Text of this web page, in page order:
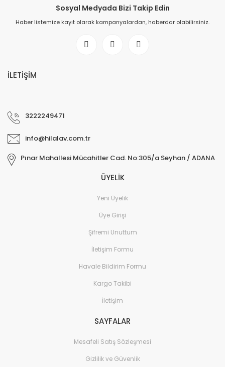
Sosyal Medyada Bizi Takip Edin
Haber listemize kayıt olarak kampanyalardan, haberdar olabilirsiniz.
İLETİŞİM
3222249471
info@hilalav.com.tr
Pınar Mahallesi Mücahitler Cad. No:305/a Seyhan / ADANA
ÜYELİK
Yeni Üyelik
Üye Girişi
Şifremi Unuttum
İletişim Formu
Havale Bildirim Formu
Kargo Takibi
İletişim
SAYFALAR
Mesafeli Satış Sözleşmesi
Gizlilik ve Güvenlik